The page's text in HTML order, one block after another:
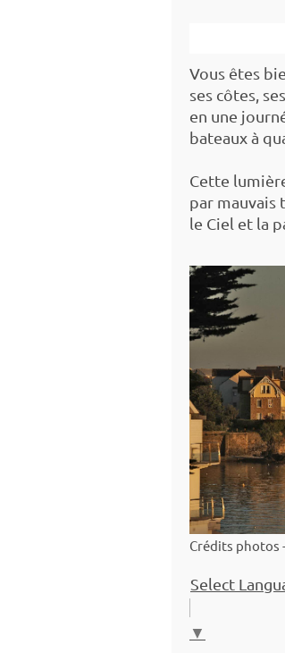
Vous êtes
ses côtes,
en une
bateaux à
Cette
par mauvais
le Ciel et la
Crédits photos
Select
▼